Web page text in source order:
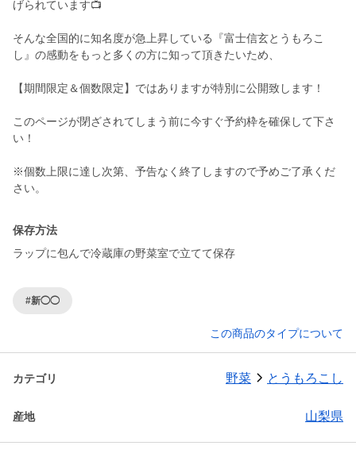
げられています📺
そんな全国的に知名度が急上昇している『富士信玄とうもろこ
し』の感動をもっと多くの方に知って頂きたいため、
【期間限定＆個数限定】ではありますが特別に公開致します！
このページが閉ざされてしまう前に今すぐ予約枠を確保して下さ
い！
※個数上限に達し次第、予告なく終了しますので予めご了承くだ
保存方法
ラップに包んで冷蔵庫の野菜室で立てて保存
#新◯◯
この商品のタイプについて
カテゴリ 野菜 とうもろこし
産地 山梨県